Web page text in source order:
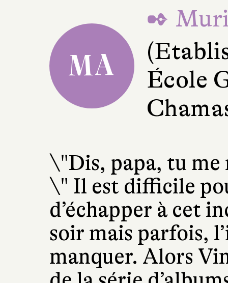
MA
✒
École
\"Dis, papa, tu me
\" Il est difficile
d’échapper à cet
soir mais parfois,
manquer. Alors